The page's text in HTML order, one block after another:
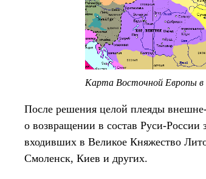
Карта Восточной Европы в
После решения целой плеяды
о возвращении в состав Руси-России
входивших в Великое Княжество
Смоленск, Киев и других.